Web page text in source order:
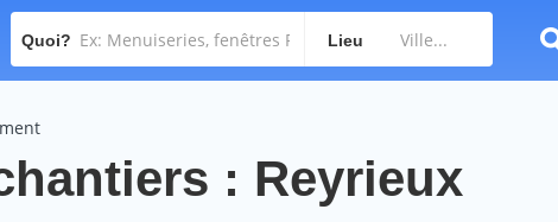
Quoi? Lieu
: Reyrieux